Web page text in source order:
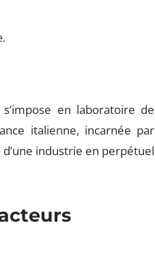
en laboratoire de
italienne, incarnée par
industrie en perpétuel